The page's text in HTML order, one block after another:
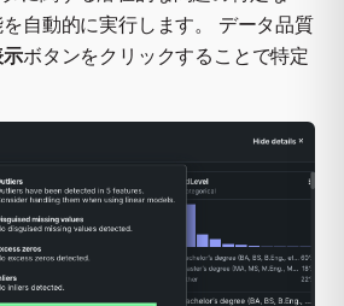
自動的に実行します。 データ品質
ボタンをクリックすることで特定